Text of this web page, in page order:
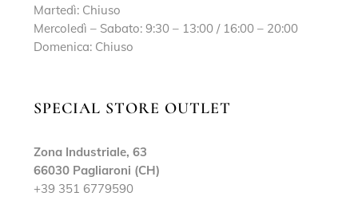
Martedì: Chiuso
Mercoledì – Sabato: 9:30 – 13:00 / 16:00 – 20:00
Domenica: Chiuso
SPECIAL STORE OUTLET
Zona Industriale, 63
66030 Pagliaroni (CH)
+39 351 6779590